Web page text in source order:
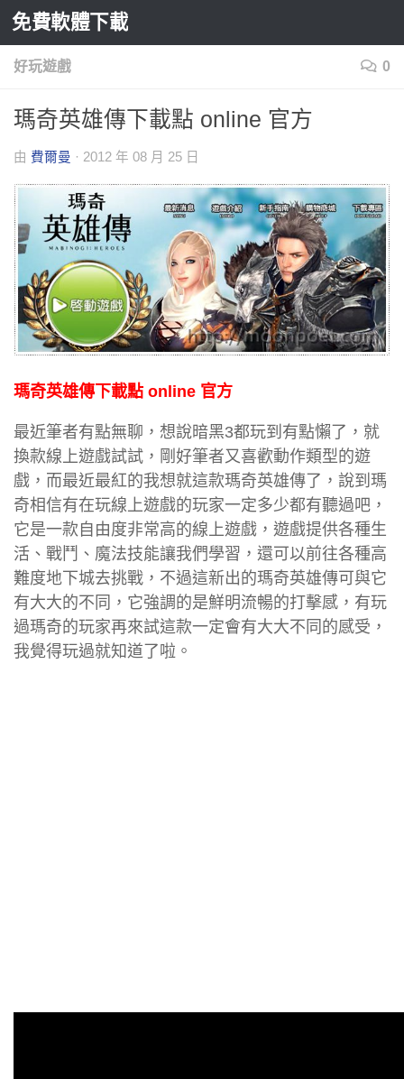
Skip to content
免費軟體下載
好玩遊戲 0
瑪奇英雄傳下載點 online 官方
由 費爾曼 · 2012 年 08 月 25 日
瑪奇英雄傳下載點 online 官方
最近筆者有點無聊，想說暗黑3都玩到有點懶了，就
換款線上遊戲試試，剛好筆者又喜歡動作類型的遊
戲，而最近最紅的我想就這款瑪奇英雄傳了，說到瑪
奇相信有在玩線上遊戲的玩家一定多少都有聽過吧，
它是一款自由度非常高的線上遊戲，遊戲提供各種生
活、戰鬥、魔法技能讓我們學習，還可以前往各種高
難度地下城去挑戰，不過這新出的瑪奇英雄傳可與它
有大大的不同，它強調的是鮮明流暢的打擊感，有玩
過瑪奇的玩家再來試這款一定會有大大不同的感受，
我覺得玩過就知道了啦。